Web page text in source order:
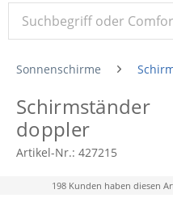
Sonnenschirme
Schirmständer
doppler
Artikel-Nr.: 427215
198 Kunden haben diesen